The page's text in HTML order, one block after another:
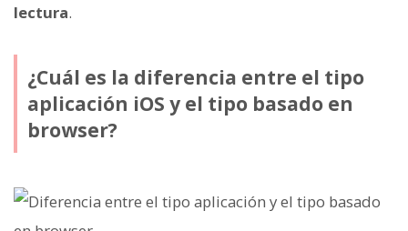
lectura.
¿Cuál es la diferencia entre el tipo
aplicación iOS y el tipo basado en
browser?